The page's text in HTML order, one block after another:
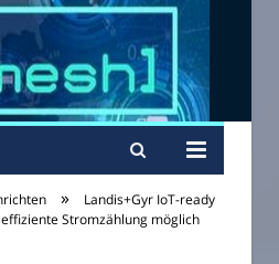
»
Landis+Gyr IoT-ready
Stromzählung möglich